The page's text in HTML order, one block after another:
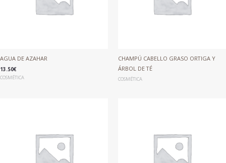
AGUA DE AZAHAR
13.50€
COSMÉTICA
CHAMPÚ CABELLO GRASO ORTIGA Y
ÁRBOL DE TÉ
COSMÉTICA